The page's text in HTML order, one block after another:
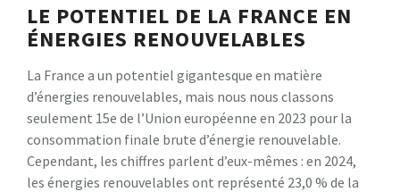
LE POTENTIEL DE LA FRANCE EN
ÉNERGIES RENOUVELABLES
La France a un potentiel gigantesque en matière
d’énergies renouvelables, mais nous nous classons
seulement 15e de l’Union européenne en 2023 pour la
consommation finale brute d’énergie renouvelable.
Cependant, les chiffres parlent d’eux-mêmes : en 2024,
les énergies renouvelables ont représenté 23,0 % de la